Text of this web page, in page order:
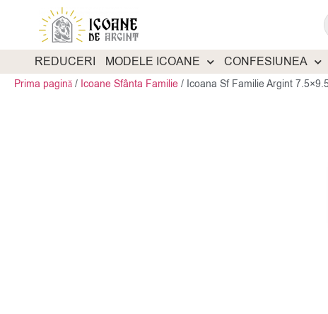
REDUCERI MODELE ICOANE CONFESIUNEA
Prima pagină / Icoane Sfânta Familie / Icoana Sf Familie Argint